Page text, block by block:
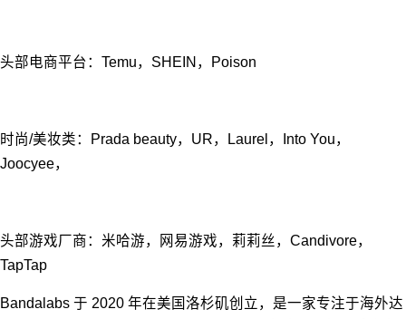
头部电商平台：Temu，SHEIN，Poison
时尚/美妆类：Prada beauty，UR，Laurel，Into You，
Joocyee，
头部游戏⼚商：⽶哈游，⽹易游戏，莉莉丝，Candivore，
TapTap
Bandalabs 于 2020 年在美国洛杉矶创立，是⼀家专注于海外达